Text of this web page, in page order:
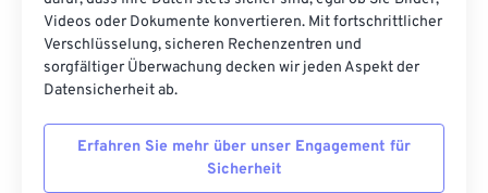
Videos oder Dokumente konvertieren. Mit fortschrittlicher
Verschlüsselung, sicheren Rechenzentren und
sorgfältiger Überwachung decken wir jeden Aspekt der
Datensicherheit ab.
Erfahren Sie mehr über unser Engagement für
Sicherheit